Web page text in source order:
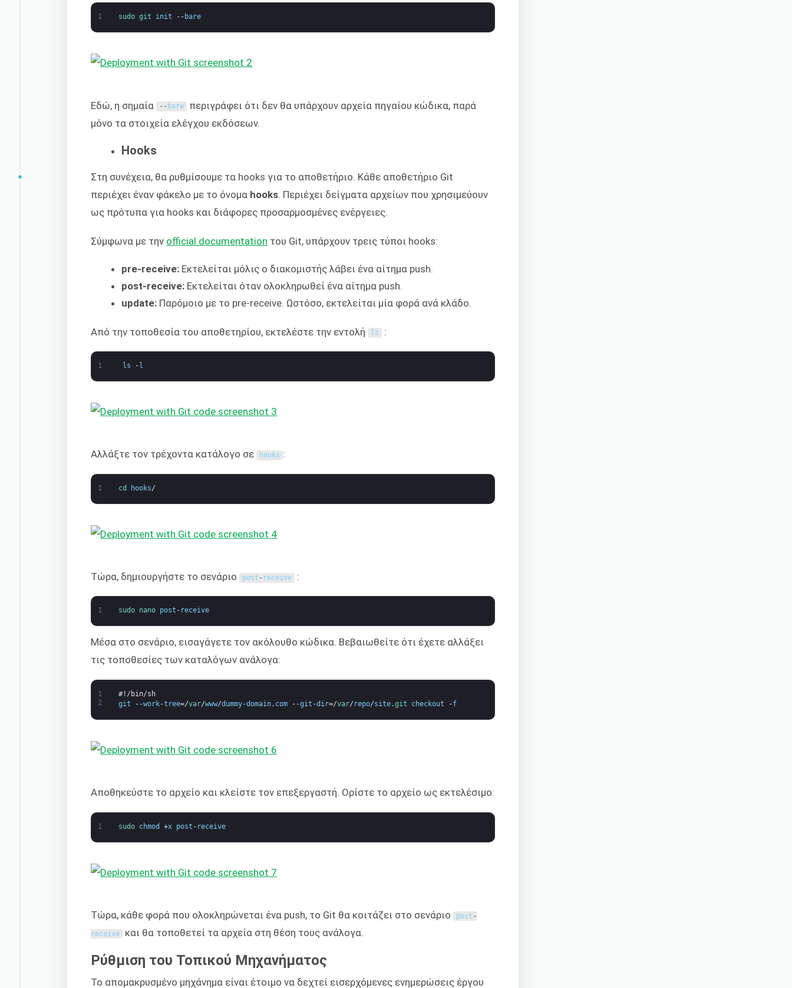
1 sudo git init -- bare
Εδώ, η σημαία -- bare περιγράφει ότι δεν θα υπάρχουν αρχεία πηγαίου κώδικα, παρά
μόνο τα στοιχεία ελέγχου εκδόσεων.
Hooks
Στη συνέχεια, θα ρυθμίσουμε τα hooks για το αποθετήριο. Κάθε αποθετήριο Git
περιέχει έναν φάκελο με το όνομα hooks. Περιέχει δείγματα αρχείων που χρησιμεύουν
ως πρότυπα για hooks και διάφορες προσαρμοσμένες ενέργειες.
Σύμφωνα με την official documentation του Git, υπάρχουν τρεις τύποι hooks:
pre-receive: Εκτελείται μόλις ο διακομιστής λάβει ένα αίτημα push.
post-receive: Εκτελείται όταν ολοκληρωθεί ένα αίτημα push.
update: Παρόμοιο με το pre-receive. Ωστόσο, εκτελείται μία φορά ανά κλάδο.
Από την τοποθεσία του αποθετηρίου, εκτελέστε την εντολή ls :
1 ls - l
Αλλάξτε τον τρέχοντα κατάλογο σε hooks :
1 cd hooks/
Τώρα, δημιουργήστε το σενάριο post - receive :
1 sudo nano post - receive
Μέσα στο σενάριο, εισαγάγετε τον ακόλουθο κώδικα. Βεβαιωθείτε ότι έχετε αλλάξει
τις τοποθεσίες των καταλόγων ανάλογα:
1
2
#!/bin/sh
git
--work-tree=/var/www/dummy-domain. com --git -dir=/var/ repo/site.git checkout -f
Αποθηκεύστε το αρχείο και κλείστε τον επεξεργαστή. Ορίστε το αρχείο ως εκτελέσιμο:
1 sudo chmod +x post - receive
Τώρα, κάθε φορά που ολοκληρώνεται ένα push, το Git θα κοιτάζει στο σενάριο post -
receive και θα τοποθετεί τα αρχεία στη θέση τους ανάλογα.
Ρύθμιση του Τοπικού Μηχανήματος
Το απομακρυσμένο μηχάνημα είναι έτοιμο να δεχτεί εισερχόμενες ενημερώσεις έργου